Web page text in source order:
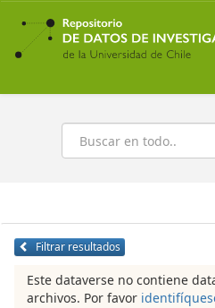
Ir
contenido
principal
Buscar
Filtrar resultados
Este dataverse no contiene
archivos. Por favor